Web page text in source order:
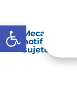
Abrir barra de
notificación
sujeto